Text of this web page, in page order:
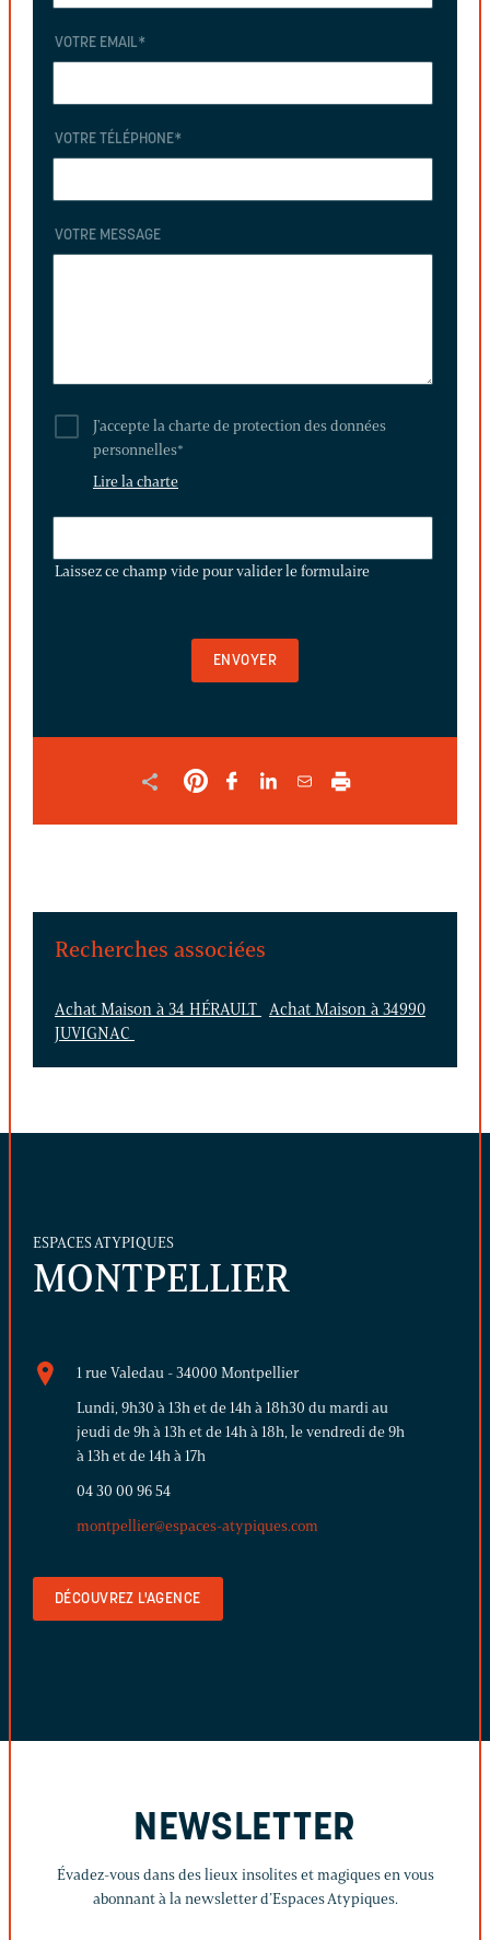
VOTRE EMAIL*
VOTRE TÉLÉPHONE*
VOTRE MESSAGE
J'accepte la charte de protection des données
personnelles*
Lire la charte
CHAMP
Laissez ce champ vide pour valider le formulaire
Recherches associées
Achat Maison à 34 HÉRAULT
Achat Maison à 34990
JUVIGNAC
ESPACES ATYPIQUES
MONTPELLIER
1 rue Valedau - 34000 Montpellier
Lundi, 9h30 à 13h et de 14h à 18h30 du mardi au
jeudi de 9h à 13h et de 14h à 18h, le vendredi de 9h
à 13h et de 14h à 17h
04 30 00 96 54
montpellier@espaces-atypiques.com
DÉCOUVREZ L'AGENCE
NEWSLETTER
Évadez-vous dans des lieux insolites et magiques en vous
abonnant à la newsletter d’Espaces Atypiques.